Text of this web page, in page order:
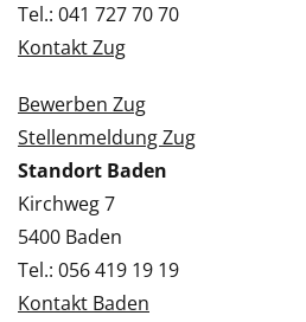
Tel.: 041 727 70 70
Kontakt Zug
Bewerben Zug
Stellenmeldung Zug
Standort Baden
Kirchweg 7
5400 Baden
Tel.: 056 419 19 19
Kontakt Baden